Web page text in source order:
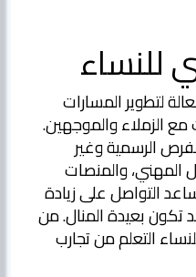
للنساء
لتطوير المسارات
مع الزملاء والموجهين.
الرسمية وغير
المهني، والمنصات
التواصل على زيادة
تكون بعيدة المنال. من
التعلم من تجارب